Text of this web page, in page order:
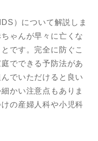
）について解説しま
ゃんが早々に亡くな
です。完全に防ぐこ
でできる予防法があ
でいただけると良い
かい注意点もありま
の産婦人科や小児科